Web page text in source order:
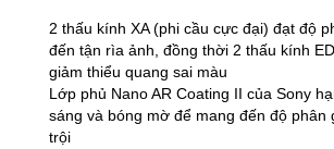
2 thấu kính XA (phi cầu cực đại) đạt độ
đến tận rìa ảnh, đồng thời 2 thấu kính
giảm thiểu quang sai màu
Lớp phủ Nano AR Coating II của Sony
sáng và bóng mờ để mang đến độ phân
trội